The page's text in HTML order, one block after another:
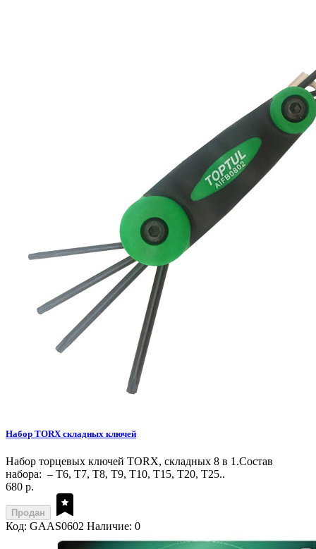
Набор TORX складных ключей
Набор торцевых ключей TORX, складных 8 в 1.Состав
набора: – T6, T7, T8, T9, T10, T15, T20, T25..
680 р.
Продан
Код: GAAS0602 Наличие: 0